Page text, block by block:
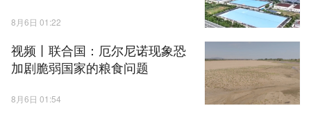
8月6日 01:22
视频丨联合国：厄尔尼诺现象恐
加剧脆弱国家的粮食问题
8月6日 01:54